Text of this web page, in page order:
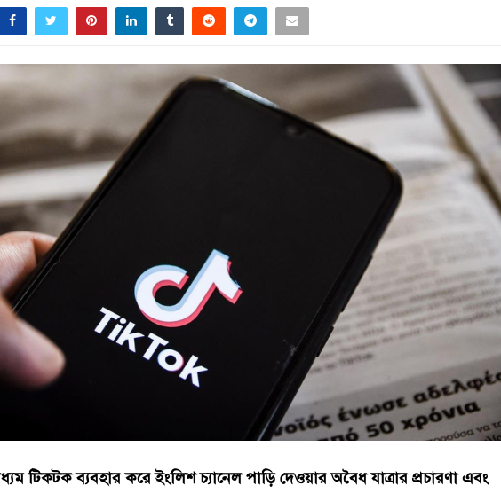
টিকটক ব্যবহার করে ইংলিশ চ্যানেল পাড়ি দেওয়ার অবৈধ যাত্রার প্রচারণা এবং